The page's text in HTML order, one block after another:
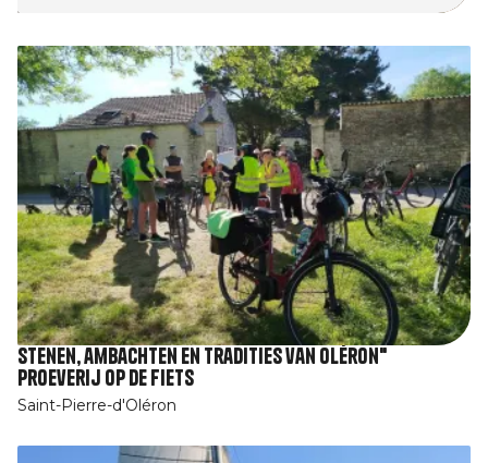
Stenen, ambachten en tradities van Oléron"
proeverij op de fiets
Saint-Pierre-d'Oléron